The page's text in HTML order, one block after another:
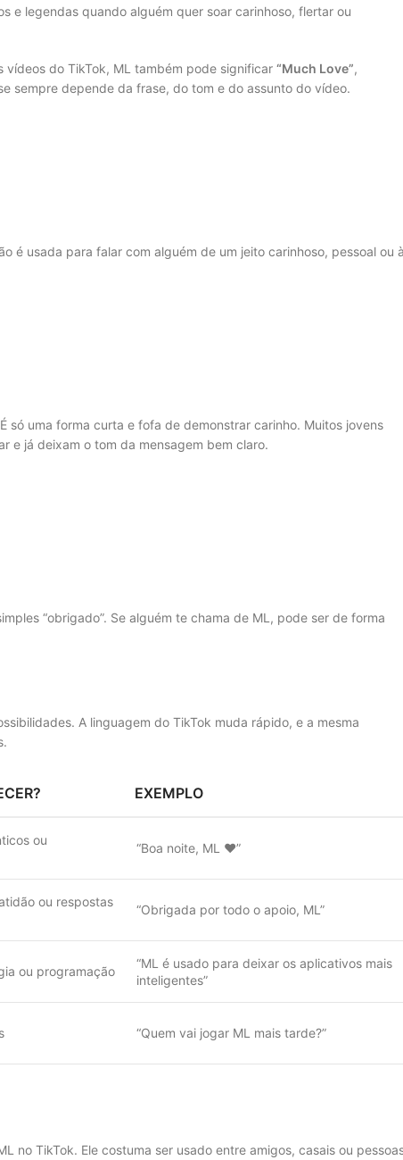
e legendas quando alguém quer soar carinhoso, flertar ou
vídeos do TikTok, ML também pode significar “Much Love”,
sempre depende da frase, do tom e do assunto do vídeo.
é usada para falar com alguém de um jeito carinhoso, pessoal ou
só uma forma curta e fofa de demonstrar carinho. Muitos jovens
e já deixam o tom da mensagem bem claro.
“obrigado”. Se alguém te chama de ML, pode ser de forma
A linguagem do TikTok muda rápido, e a mesma
EXEMPLO
ou
“Boa noite, ML ❤️”
ou respostas
“Obrigada por todo o apoio, ML”
ou programação
“ML é usado para deixar os aplicativos mais
inteligentes”
“Quem vai jogar ML mais tarde?”
no TikTok. Ele costuma ser usado entre amigos, casais ou